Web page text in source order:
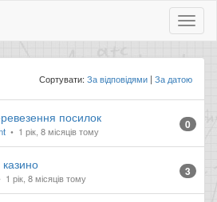
Сортувати:За відповідями За датою
посилок
1 рік, 8 місяців тому 0
1 рік, 8 місяців тому 3